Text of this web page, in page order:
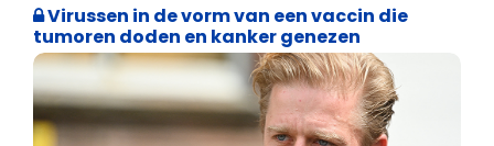
Virussen in de vorm van een vaccin die
tumoren doden en kanker genezen